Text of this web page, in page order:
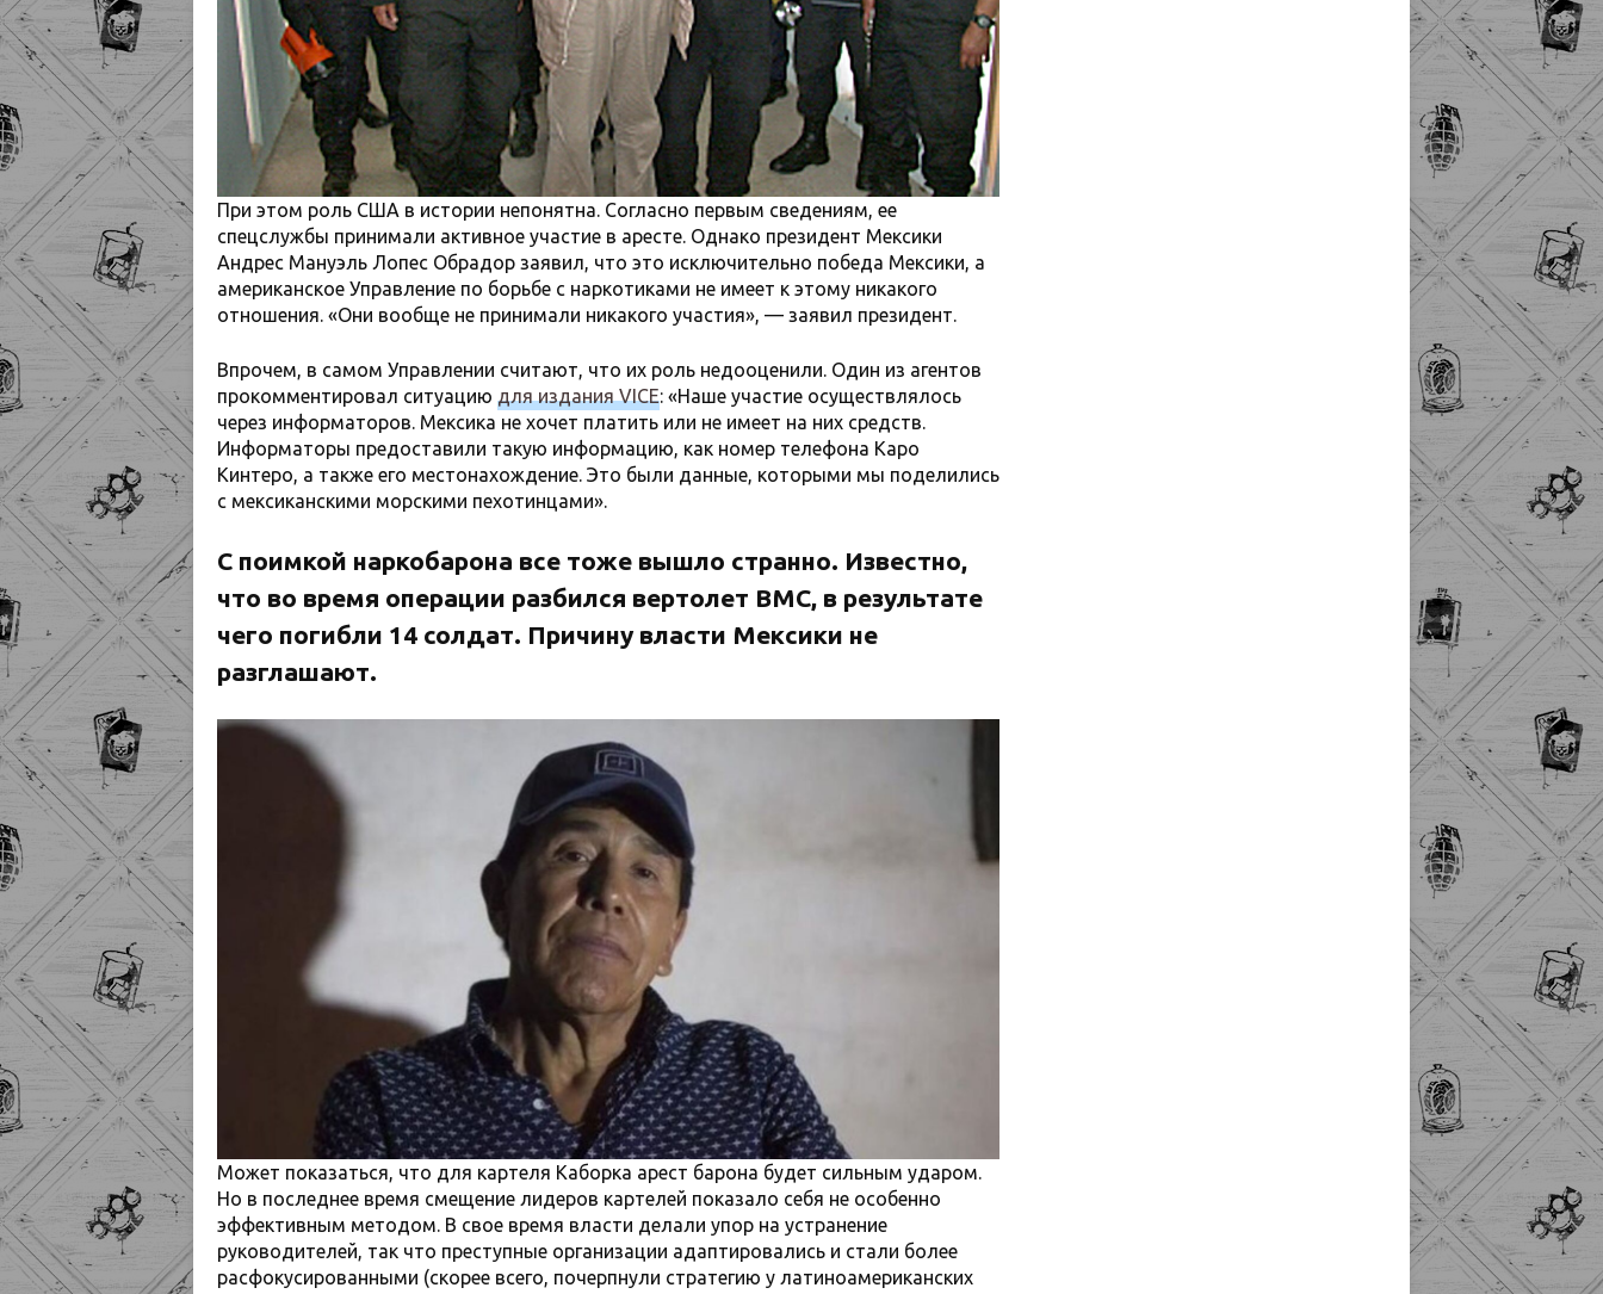
При этом роль США в истории непонятна. Согласно первым сведениям, ее
спецслужбы принимали активное участие в аресте. Однако президент Мексики
Андрес Мануэль Лопес Обрадор заявил, что это исключительно победа Мексики, а
американское Управление по борьбе с наркотиками не имеет к этому никакого
отношения. «Они вообще не принимали никакого участия», — заявил президент.
Впрочем, в самом Управлении считают, что их роль недооценили. Один из агентов
прокомментировал ситуацию для издания VICE: «Наше участие осуществлялось
через информаторов. Мексика не хочет платить или не имеет на них средств.
Информаторы предоставили такую ​​информацию, как номер телефона Каро
Кинтеро, а также его местонахождение. Это были данные, которыми мы поделились
с мексиканскими морскими пехотинцами».
С поимкой наркобарона все тоже вышло странно. Известно,
что во время операции разбился вертолет ВМС, в результате
чего погибли 14 солдат. Причину власти Мексики не
разглашают.
Может показаться, что для картеля Каборка арест барона будет сильным ударом.
Но в последнее время смещение лидеров картелей показало себя не особенно
эффективным методом. В свое время власти делали упор на устранение
руководителей, так что преступные организации адаптировались и стали более
расфокусированными (скорее всего, почерпнули стратегию у латиноамериканских